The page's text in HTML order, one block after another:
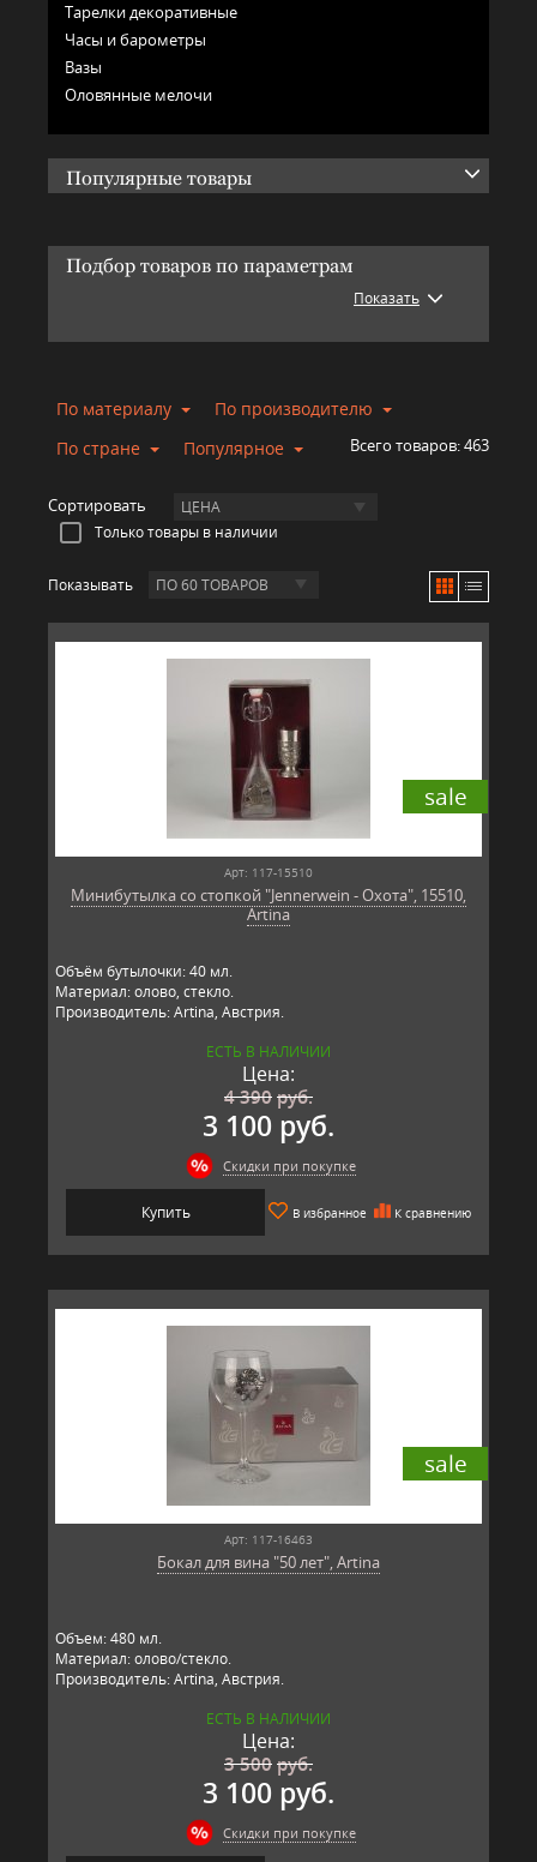
Тарелки декоративные
Часы и барометры
Вазы
Оловянные мелочи
Популярные товары
Подбор товаров по параметрам
Показать
По материалу
По производителю
По стране
Популярное Всего товаров:463
Сортировать ЦЕНА
Только товары в наличии
Показывать ПО 60 ТОВАРОВ
sale
Арт: 117-15510
Минибутылка со стопкой "Jennerwein - Охота", 15510,
Artina
Объём бутылочки: 40 мл.
Материал: олово, стекло.
Производитель: Artina, Австрия.
ЕСТЬ В НАЛИЧИИ
Цена:
4 390руб.
3 100 руб.
Скидки при покупке
Купить В избранное К сравнению
sale
Арт: 117-16463
Бокал для вина "50 лет", Artina
Объем: 480 мл.
Материал: олово/стекло.
Производитель: Artina, Австрия.
ЕСТЬ В НАЛИЧИИ
Цена:
3 500руб.
3 100 руб.
Скидки при покупке